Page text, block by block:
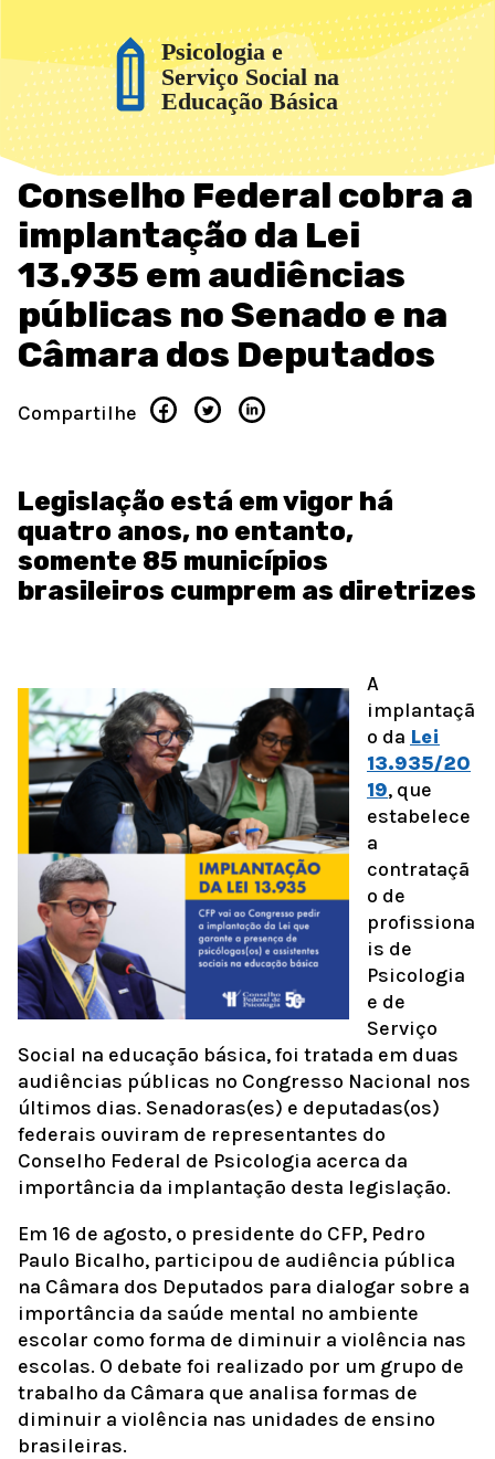
Conselho Federal cobra a
implantação da Lei
13.935 em audiências
públicas no Senado e na
Câmara dos Deputados
Compartilhe
Legislação está em vigor há
quatro anos, no entanto,
somente 85 municípios
brasileiros cumprem as diretrizes
A
implantaçã
o da Lei
13.935/20
19, que
estabelece
a
contrataçã
o de
profissiona
is de
Psicologia
e de
Serviço
Social na educação básica, foi tratada em duas
audiências públicas no Congresso Nacional nos
últimos dias. Senadoras(es) e deputadas(os)
federais ouviram de representantes do
Conselho Federal de Psicologia acerca da
importância da implantação desta legislação.
Em 16 de agosto, o presidente do CFP, Pedro
Paulo Bicalho, participou de audiência pública
na Câmara dos Deputados para dialogar sobre a
importância da saúde mental no ambiente
escolar como forma de diminuir a violência nas
escolas. O debate foi realizado por um grupo de
trabalho da Câmara que analisa formas de
diminuir a violência nas unidades de ensino
brasileiras.